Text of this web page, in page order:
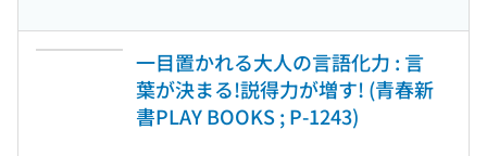
一目置かれる大人の言語化力 : 言
葉が決まる!説得力が増す! (青春新
書PLAY BOOKS ; P-1243)